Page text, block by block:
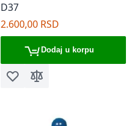
D37
2.600,00 RSD
Dodaj u korpu
Dodaj u listu želja
Dodaj za poređenje